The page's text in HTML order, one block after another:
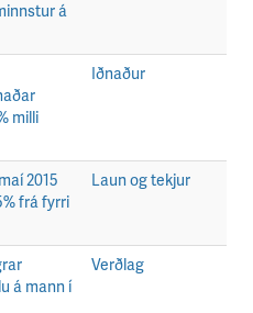
á
milli
Iðnaður
2015
frá fyrri
Laun og tekjur
á mann í
Verðlag